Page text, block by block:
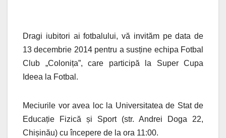
Dragi iubitori ai fotbalului, vă invităm pe data de
13 decembrie 2014 pentru a susține echipa Fotbal
Club „Colonița”, care participă la Super Cupa
Ideea la Fotbal.
Meciurile vor avea loc la Universitatea de Stat de
Educație Fizică și Sport (str. Andrei Doga 22,
Chișinău) cu începere de la ora 11:00.